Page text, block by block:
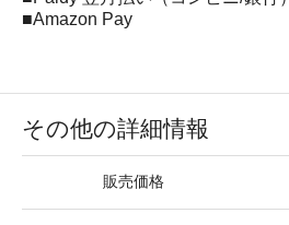
■Amazon Pay
その他の詳細情報
販売価格